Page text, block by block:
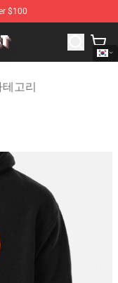
$100
Merchandise Store
고리